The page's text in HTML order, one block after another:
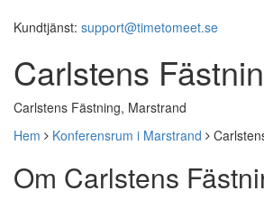
Kundtjänst: support@timetomeet.se
Carlstens
Carlstens Fästning, Marstrand
Hem
Konferensrum i Marstrand
Om Carlstens